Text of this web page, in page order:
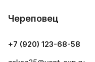
Череповец
+7 (920) 123-68-58